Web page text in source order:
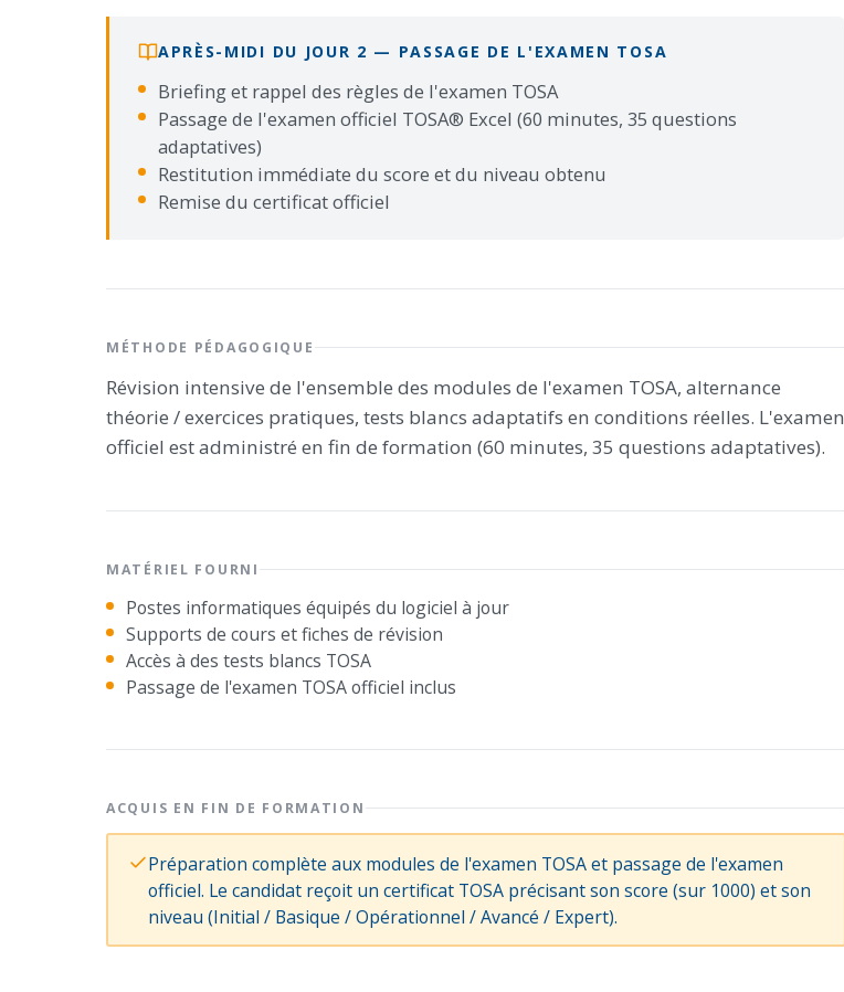
APRÈS-MIDI DU JOUR 2 — PASSAGE DE L'EXAMEN TOSA
Briefing et rappel des règles de l'examen TOSA
Passage de l'examen officiel TOSA® Excel (60 minutes, 35 questions
adaptatives)
Restitution immédiate du score et du niveau obtenu
Remise du certificat officiel
MÉTHODE PÉDAGOGIQUE
Révision intensive de l'ensemble des modules de l'examen TOSA, alternance
théorie / exercices pratiques, tests blancs adaptatifs en conditions réelles. L'examen
officiel est administré en fin de formation (60 minutes, 35 questions adaptatives).
MATÉRIEL FOURNI
Postes informatiques équipés du logiciel à jour
Supports de cours et fiches de révision
Accès à des tests blancs TOSA
Passage de l'examen TOSA officiel inclus
ACQUIS EN FIN DE FORMATION
Préparation complète aux modules de l'examen TOSA et passage de l'examen
officiel. Le candidat reçoit un certificat TOSA précisant son score (sur 1000) et son
niveau (Initial / Basique / Opérationnel / Avancé / Expert).